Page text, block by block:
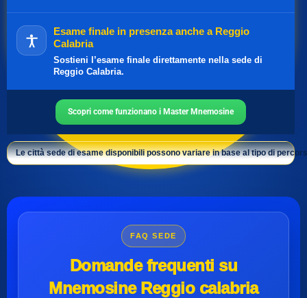
Esame finale in presenza anche a Reggio
Calabria
Sostieni l’esame finale direttamente nella sede di
Reggio Calabria.
Scopri come funzionano i Master Mnemosine
Le città sede di esame disponibili possono variare in base al tipo di
FAQ SEDE
Domande frequenti su
Mnemosine Reggio calabria